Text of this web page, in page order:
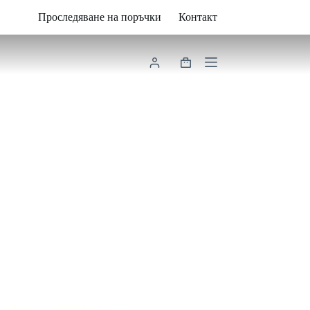
Проследяване на поръчки Контакт
Shopping